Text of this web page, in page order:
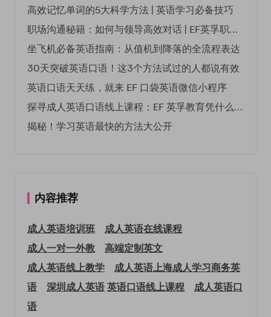
高效记忆单词的5大科学方法 | 英语学习必备技巧
职场沟通秘籍：如何与领导高效对话 | EF英孚职场指南
坐飞机必备英语指南：从值机到降落的全流程表达
30天突破英语口语！这3个方法试过的人都说有效
英语口语天天练，就来 EF 口袋英语微信小程序
探寻成人英语口语线上课程：EF 英孚教育凭什么领航
揭秘！学习英语最快的方法大公开
内容推荐
成人英语培训班
成人英语在线课程
成人一对一外教
高端定制英文
成人英语线上教学
成人英语上海成人学习商务英
语
深圳成人英语英语口语线上课程
成人英语口
语